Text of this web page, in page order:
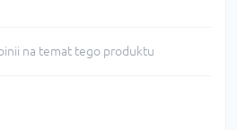
na temat tego produktu